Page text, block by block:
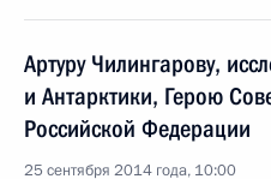
Артуру Чилингарову,
и Антарктики, Герою
Российской Федерации
25 сентября 2014 года, 10:00